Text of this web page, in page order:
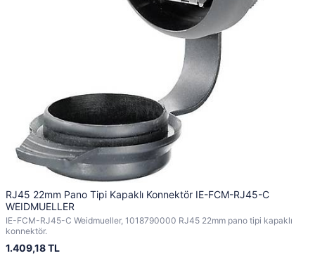
RJ45 22mm Pano Tipi Kapaklı Konnektör IE-FCM-RJ45-C
WEIDMUELLER
IE-FCM-RJ45-C Weidmueller, 1018790000 RJ45 22mm pano tipi kapaklı
konnektör.
1.409,18 TL